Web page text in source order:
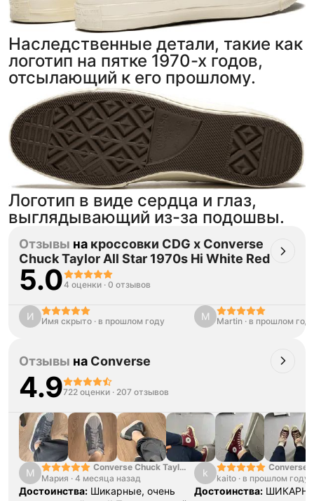
Наследственные детали, такие как
логотип на пятке 1970-х годов,
отсылающий к его прошлому.
Логотип в виде сердца и глаз,
выглядывающий из-за подошвы.
Отзывы на кроссовки CDG x Converse
Chuck Taylor All Star 1970s Hi White Red
5.04 оценки · 0 отзывов
И Имя скрыто · в прошлом году M Martin · в прошлом
Отзывы на Converse
4.9722 оценки · 207 отзывов
М
Converse Chuck Taylor
All Star Lift Double
Stack Platform Charms
Мария · 4 месяца назад
Достоинства: Шикарные, очень
k
Converse
"Falling
kaito · в прошлом году
Достоинства: